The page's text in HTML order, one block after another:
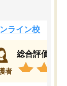
ライン校
者
総合評価